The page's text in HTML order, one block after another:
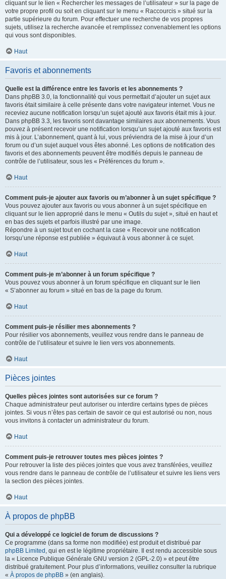
cliquant sur le lien « Rechercher les messages de l’utilisateur » sur la page de
votre propre profil ou soit en cliquant sur le menu « Raccourcis » situé sur la
partie supérieure du forum. Pour effectuer une recherche de vos propres
sujets, utilisez la recherche avancée et remplissez convenablement les options
qui vous sont disponibles.
Haut
Favoris et abonnements
Quelle est la différence entre les favoris et les abonnements ?
Dans phpBB 3.0, la fonctionnalité qui vous permettait d’ajouter un sujet aux
favoris était similaire à celle présente dans votre navigateur internet. Vous ne
receviez aucune notification lorsqu’un sujet ajouté aux favoris était mis à jour.
Dans phpBB 3.3, les favoris sont davantage similaires aux abonnements. Vous
pouvez à présent recevoir une notification lorsqu’un sujet ajouté aux favoris est
mis à jour. L’abonnement, quant à lui, vous préviendra de la mise à jour d’un
forum ou d’un sujet auquel vous êtes abonné. Les options de notification des
favoris et des abonnements peuvent être modifiés depuis le panneau de
contrôle de l’utilisateur, sous les « Préférences du forum ».
Haut
Comment puis-je ajouter aux favoris ou m’abonner à un sujet spécifique ?
Vous pouvez ajouter aux favoris ou vous abonner à un sujet spécifique en
cliquant sur le lien approprié dans le menu « Outils du sujet », situé en haut et
en bas des sujets et parfois illustré par une image.
Répondre à un sujet tout en cochant la case « Recevoir une notification
lorsqu’une réponse est publiée » équivaut à vous abonner à ce sujet.
Haut
Comment puis-je m’abonner à un forum spécifique ?
Vous pouvez vous abonner à un forum spécifique en cliquant sur le lien
« S’abonner au forum » situé en bas de la page du forum.
Haut
Comment puis-je résilier mes abonnements ?
Pour résilier vos abonnements, veuillez vous rendre dans le panneau de
contrôle de l’utilisateur et suivre le lien vers vos abonnements.
Haut
Pièces jointes
Quelles pièces jointes sont autorisées sur ce forum ?
Chaque administrateur peut autoriser ou interdire certains types de pièces
jointes. Si vous n’êtes pas certain de savoir ce qui est autorisé ou non, nous
vous invitons à contacter un administrateur du forum.
Haut
Comment puis-je retrouver toutes mes pièces jointes ?
Pour retrouver la liste des pièces jointes que vous avez transférées, veuillez
vous rendre dans le panneau de contrôle de l’utilisateur et suivre les liens vers
la section des pièces jointes.
Haut
À propos de phpBB
Qui a développé ce logiciel de forum de discussions ?
Ce programme (dans sa forme non modifiée) est produit et distribué par
phpBB Limited , qui en est le légitime propriétaire. Il est rendu accessible sous
la « Licence Publique Générale GNU version 2 (GPL-2.0) » et peut être
distribué gratuitement. Pour plus d’informations, veuillez consulter la rubrique
« À propos de phpBB » (en anglais).